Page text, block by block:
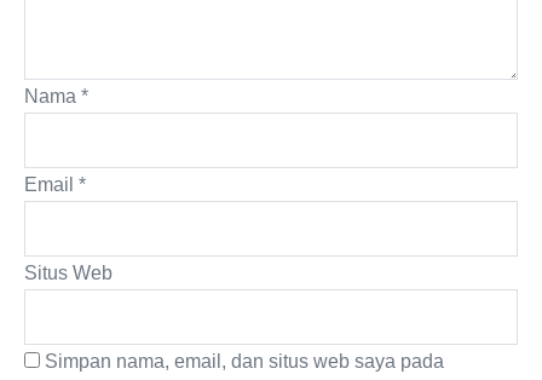
Nama *
Email *
Situs Web
Simpan nama, email, dan situs web saya pada